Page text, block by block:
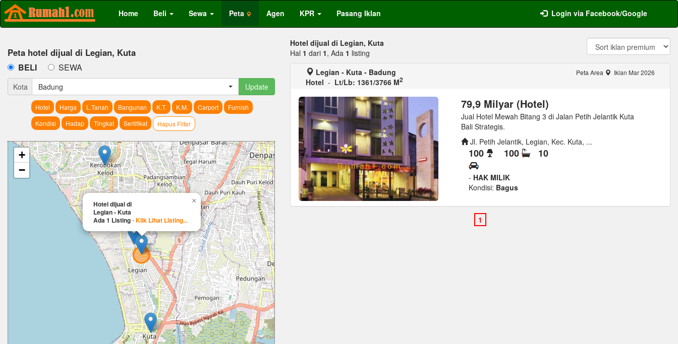
Home Beli Sewa Peta Agen KPR Pasang Iklan Login via Facebook/Google
Peta hotel dijual di Legian, Kuta
BELI SEWA
Kota Badung Update
Hotel Harga L.Tanah Bangunan K.T. K.M. Carport
Furnish
Kondisi
Hadap Tingkat Sertifikat Hapus Filter
Hotel dijual di
Legian - Kuta
Ada 1 Listing-Klik Lihat Listing...
×
+
−
Hotel dijual di Legian, Kuta
Hal 1 dari 1, Ada 1 listing
Legian - Kuta - Badung
Hotel - Lt/Lb: 1361/3766 M2
Peta Area Iklan Mar 2026
79,9 Milyar (Hotel)
Jual Hotel Mewah Bitang 3 di Jalan Petih Jelantik Kuta
Bali Strategis.
Jl. Petih Jelantik, Legian, Kec. Kuta, ...
100 100 10
- HAK MILIK
Kondisi: Bagus